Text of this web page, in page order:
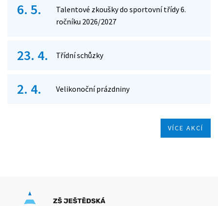
6. 5.
Talentové zkoušky do sportovní třídy 6.
ročníku 2026/2027
23. 4. Třídní schůzky
2. 4. Velikonoční prázdniny
VÍCE AKCÍ